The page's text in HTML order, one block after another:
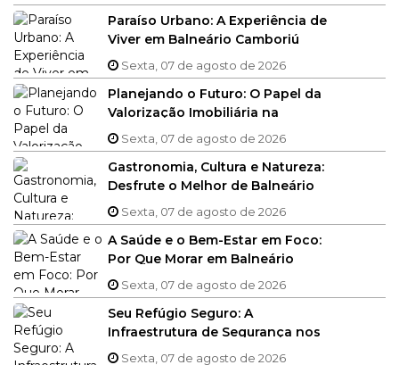
Paraíso Urbano: A Experiência de
Viver em Balneário Camboriú
com o Alto Padrão que Você
Merece
Sexta, 07 de agosto de 2026
Planejando o Futuro: O Papel da
Valorização Imobiliária na
Construção do Seu Patrimônio
em BC
Sexta, 07 de agosto de 2026
Gastronomia, Cultura e Natureza:
Desfrute o Melhor de Balneário
Camboriú Além do seu Imóvel
Sexta, 07 de agosto de 2026
A Saúde e o Bem-Estar em Foco:
Por Que Morar em Balneário
Camboriú é um Investimento na
Sua Qualidade de Vida
Sexta, 07 de agosto de 2026
Seu Refúgio Seguro: A
Infraestrutura de Segurança nos
Condomínios de Alto Padrão da
Sexta, 07 de agosto de 2026